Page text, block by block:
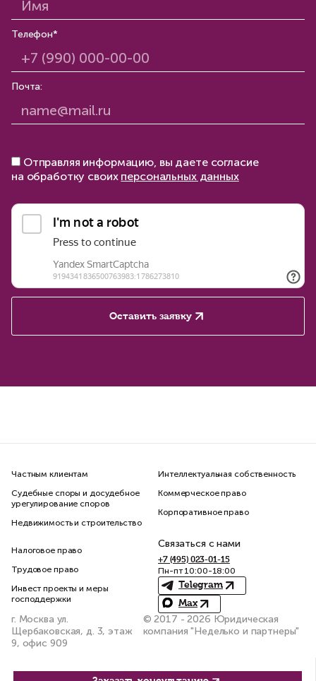
Телефон*
Почта:
Отправляя информацию, вы даете согласие
на обработку своих персональных данных
Оставить заявку
Частным клиентам
Судебные споры и досудебное
урегулирование споров
Недвижимость и строительство
Интеллектуальная собственность
Коммерческое право
Корпоративное право
Налоговое право
Трудовое право
Инвест проекты и меры
господдержки
Связаться с нами
+7 (495) 023-01-15
Пн-пт 10:00-18:00
Telegram
Max
г. Москва ул.
Щербаковская, д. 3, этаж
9, офис 909
© 2017 - 2026 Юридическая
компания "Неделько и партнеры"